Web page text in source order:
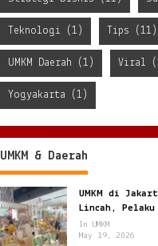
Teknologi (1) Tips (11)
UMKM Daerah (1) Viral
Yogyakarta (1)
UMKM & Daerah
UMKM di
Lincah,
Berburu
Besar
In UMKM
May 19, 2026